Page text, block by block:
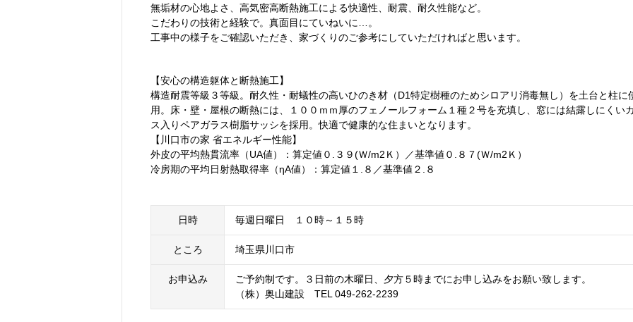
無垢材の心地よさ、高気密高断熱施工による快適性、耐震、耐久性能など。
こだわりの技術と経験で。真面目にていねいに…。
工事中の様子をご確認いただき、家づくりのご参考にしていただければと思います。
【安心の構造躯体と断熱施工】
構造耐震等級３等級。耐久性・耐蟻性の高いひのき材（D1特定樹種のためシロアリ消毒無し）を土台と柱に
用。床・壁・屋根の断熱には、１００ｍｍ厚のフェノールフォーム１種２号を充填し、窓には結露しにくい
ス入りペアガラス樹脂サッシを採用。快適で健康的な住まいとなります。
【川口市の家 省エネルギー性能】
外皮の平均熱貫流率（UA値）：算定値０.３９(Ｗ/m2Ｋ）／基準値０.８７(Ｗ/m2Ｋ）
冷房期の平均日射熱取得率（ηA値）：算定値１.８／基準値２.８
日時 毎週日曜日 １０時～１５時
ところ 埼玉県川口市
お申込み
ご予約制です。３日前の木曜日、夕方５時までにお申し込みをお願い致します。
（株）奥山建設 TEL 049-262-2239